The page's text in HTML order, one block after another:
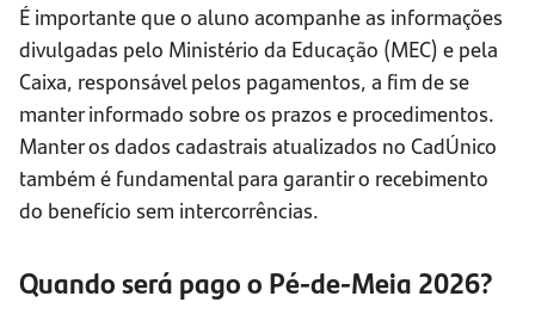
É importante que o aluno acompanhe as informações
divulgadas pelo Ministério da Educação (MEC) e pela
Caixa, responsável pelos pagamentos, a fim de se
manter informado sobre os prazos e procedimentos.
Manter os dados cadastrais atualizados no CadÚnico
também é fundamental para garantir o recebimento
do benefício sem intercorrências.
Quando será pago o Pé-de-Meia 2026?